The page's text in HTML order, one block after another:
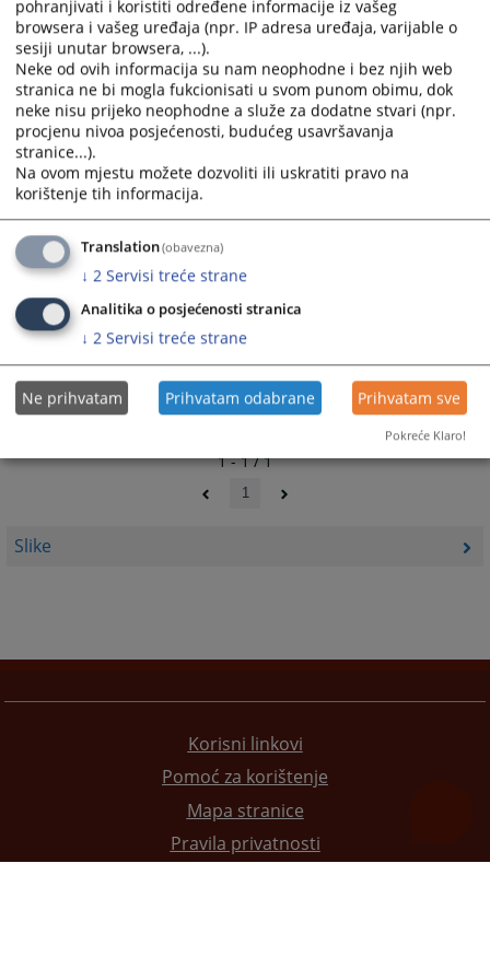
Slike
select
a
date.
Press
the
question
mark
key
get
the
keyboard
shortcuts
for
dates.
select
date.
Press
the
question
mark
keyboard
shortcuts
for
dates.
1 - 1 / 1
1
Korisni linkovi
Pomoć za korištenje
Mapa stranice
Pravila privatnosti
pohranjivati i koristiti određene informacije iz vašeg
browsera i vašeg uređaja (npr. IP adresa uređaja, varijable o
sesiji unutar browsera, ...).
Neke od ovih informacija su nam neophodne i bez njih web
stranica ne bi mogla fukcionisati u svom punom obimu, dok
neke nisu prijeko neophodne a služe za dodatne stvari (npr.
procjenu nivoa posjećenosti, budućeg usavršavanja
stranice...).
Na ovom mjestu možete dozvoliti ili uskratiti pravo na
korištenje tih informacija.
Translation(obavezna)
↓ 2 Servisi treće strane
Analitika o posjećenosti stranica
↓ 2 Servisi treće strane
Ne prihvatam Prihvatam odabrane Prihvatam sve
Pokreće Klaro!